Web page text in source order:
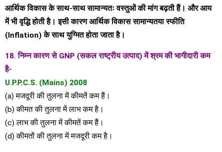
आर्थिक विकास के साथ-साथ सामान्यतः वस्तुओं की मांग बढ़ती हैं। और आय
में भी वृद्धि होती है। इसी कारण आर्थिक विकास सामान्यतया स्फीति
(Inflation) के साथ युग्मित होता जाता है।
18. निम्न कारण से GNP (सकल राष्ट्रीय उत्पाद) में श्रम की भागीदारी कम
है-
U.P.P.C.S. (Mains) 2008
(a) मजदूरी की तुलना में कीमतें कम हैं।
(b) कीमत की तुलना में लाभ कम है।
(c) लाभ की तुलना में कीमतें कम हैं।
(d) कीमतों की तुलना में मजदूरी कम है।